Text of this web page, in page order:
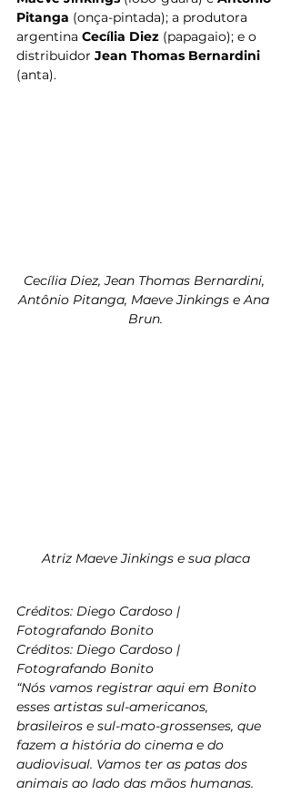
Pitanga (onça-pintada); a produtora
argentina Cecília Diez (papagaio); e o
distribuidor Jean Thomas Bernardini
(anta).
Cecília Diez, Jean Thomas Bernardini,
Antônio Pitanga, Maeve Jinkings e Ana
Brun.
Atriz Maeve Jinkings e sua placa
Créditos: Diego Cardoso |
Fotografando Bonito
Créditos: Diego Cardoso |
Fotografando Bonito
“Nós vamos registrar aqui em Bonito
esses artistas sul-americanos,
brasileiros e sul-mato-grossenses, que
fazem a história do cinema e do
audiovisual. Vamos ter as patas dos
animais ao lado das mãos humanas.